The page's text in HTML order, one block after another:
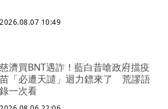
2026.08.07 10:49
慈濟買BNT遇詐！藍白昔嗆政府擋疫
苗「必遭天譴」迴力鏢來了 荒謬語
錄一次看